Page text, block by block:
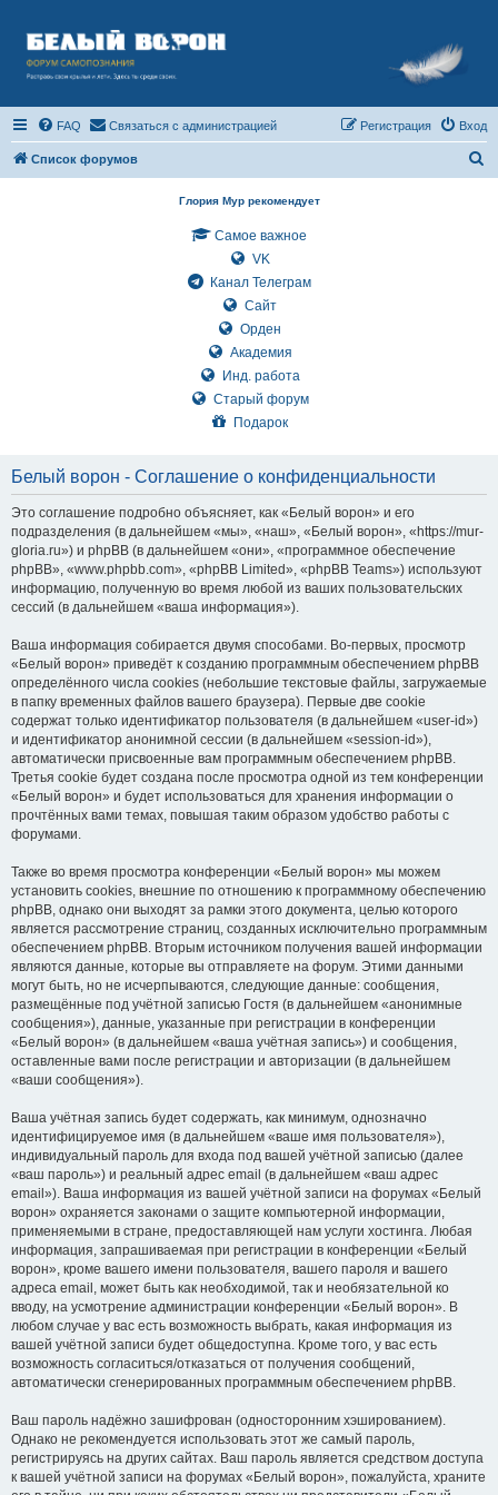
FAQ Связаться с администрацией Вход
Регистрация
Список форумов
Глория Мур рекомендует
Самое важное
VK
Канал Телеграм
Сайт
Орден
Академия
Инд. работа
Старый форум
Подарок
Белый ворон - Соглашение о конфиденциальности
Это соглашение подробно объясняет, как «Белый ворон» и его
подразделения (в дальнейшем «мы», «наш», «Белый ворон», «https://mur-
gloria.ru») и phpBB (в дальнейшем «они», «программное обеспечение
phpBB», «www.phpbb.com», «phpBB Limited», «phpBB Teams») используют
информацию, полученную во время любой из ваших пользовательских
сессий (в дальнейшем «ваша информация»).
Ваша информация собирается двумя способами. Во-первых, просмотр
«Белый ворон» приведёт к созданию программным обеспечением phpBB
определённого числа cookies (небольшие текстовые файлы, загружаемые
в папку временных файлов вашего браузера). Первые две cookie
содержат только идентификатор пользователя (в дальнейшем «user-id»)
и идентификатор анонимной сессии (в дальнейшем «session-id»),
автоматически присвоенные вам программным обеспечением phpBB.
Третья cookie будет создана после просмотра одной из тем конференции
«Белый ворон» и будет использоваться для хранения информации о
прочтённых вами темах, повышая таким образом удобство работы с
форумами.
Также во время просмотра конференции «Белый ворон» мы можем
установить cookies, внешние по отношению к программному обеспечению
phpBB, однако они выходят за рамки этого документа, целью которого
является рассмотрение страниц, созданных исключительно программным
обеспечением phpBB. Вторым источником получения вашей информации
являются данные, которые вы отправляете на форум. Этими данными
могут быть, но не исчерпываются, следующие данные: сообщения,
размещённые под учётной записью Гостя (в дальнейшем «анонимные
сообщения»), данные, указанные при регистрации в конференции
«Белый ворон» (в дальнейшем «ваша учётная запись») и сообщения,
оставленные вами после регистрации и авторизации (в дальнейшем
«ваши сообщения»).
Ваша учётная запись будет содержать, как минимум, однозначно
идентифицируемое имя (в дальнейшем «ваше имя пользователя»),
индивидуальный пароль для входа под вашей учётной записью (далее
«ваш пароль») и реальный адрес email (в дальнейшем «ваш адрес
email»). Ваша информация из вашей учётной записи на форумах «Белый
ворон» охраняется законами о защите компьютерной информации,
применяемыми в стране, предоставляющей нам услуги хостинга. Любая
информация, запрашиваемая при регистрации в конференции «Белый
ворон», кроме вашего имени пользователя, вашего пароля и вашего
адреса email, может быть как необходимой, так и необязательной ко
вводу, на усмотрение администрации конференции «Белый ворон». В
любом случае у вас есть возможность выбрать, какая информация из
вашей учётной записи будет общедоступна. Кроме того, у вас есть
возможность согласиться/отказаться от получения сообщений,
автоматически сгенерированных программным обеспечением phpBB.
Ваш пароль надёжно зашифрован (односторонним хэшированием).
Однако не рекомендуется использовать этот же самый пароль,
регистрируясь на других сайтах. Ваш пароль является средством доступа
к вашей учётной записи на форумах «Белый ворон», пожалуйста, храните